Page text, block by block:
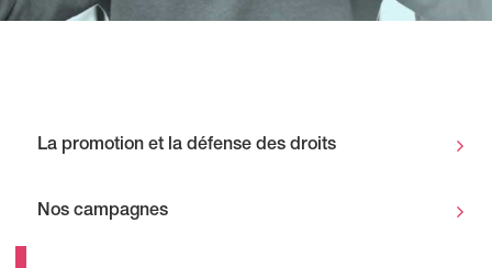
La promotion et la défense des droits
Nos campagnes